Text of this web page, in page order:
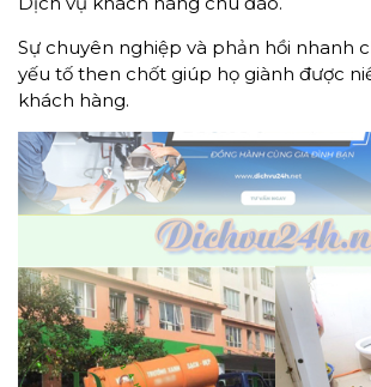
Sự chuyên nghiệp và phản hồi nhanh
yếu tố then chốt giúp họ giành được
khách hàng.